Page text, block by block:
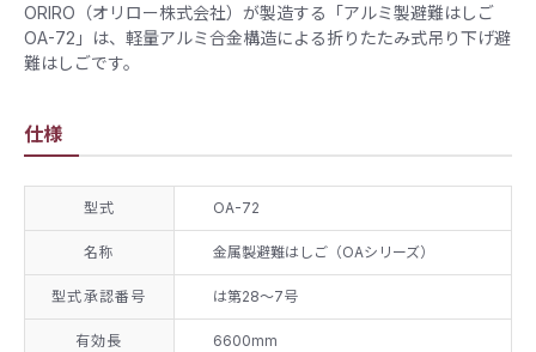
ORIRO（オリロー株式会社）が製造する「アルミ製避難はしご
OA-72」は、軽量アルミ合金構造による折りたたみ式吊り下げ避
難はしごです。
仕様
型式 OA-72
名称 金属製避難はしご（OAシリーズ）
型式承認番号 は第28～7号
有効長 6600mm